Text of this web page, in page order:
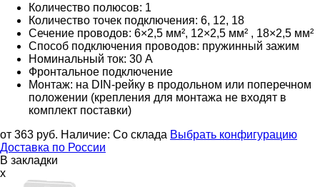
Количество полюсов: 1
Количество точек подключения: 6, 12, 18
Сечение проводов: 6×2,5 мм², 12×2,5 мм² , 18×2,5 мм²
Способ подключения проводов: пружинный зажим
Номинальный ток: 30 А
Фронтальное подключение
Монтаж: на DIN-рейку в продольном или поперечном
положении (крепления для монтажа не входят в
комплект поставки)
от 363 руб. Наличие: Со склада Выбрать конфигурацию
Доставка по России
В закладки
x